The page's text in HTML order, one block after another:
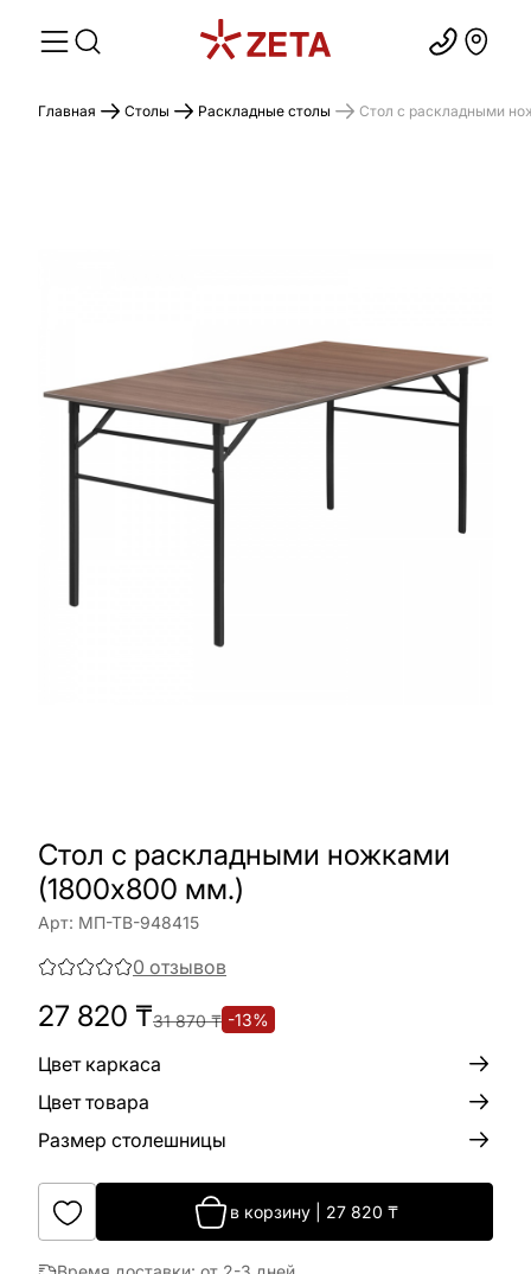
Главная Столы Раскладные столы Стол с раскладными
Стол с раскладными ножками
(1800х800 мм.)
Арт: МП-ТВ-948415
0 отзывов
27 820 ₸31 870₸ -13%
Цвет каркаса
Цвет товара
Размер столешницы
в корзину| 27 820 ₸